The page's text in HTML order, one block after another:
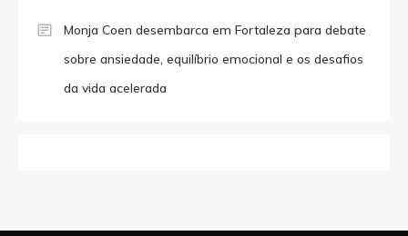
Monja Coen desembarca em Fortaleza para debate
sobre ansiedade, equilíbrio emocional e os desafios
da vida acelerada